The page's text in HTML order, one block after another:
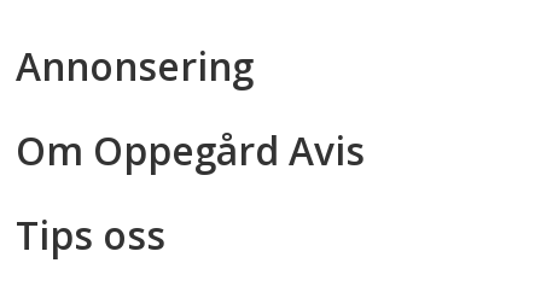
Annonsering
Om Oppegård Avis
Tips oss